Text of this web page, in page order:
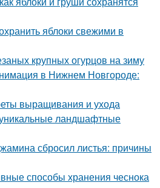
яблоки свежими в
крупных огурцов на зиму
в Нижнем Новгороде:
выращивания и ухода
ландшафтные
сбросил листья: причины
способы хранения чеснока